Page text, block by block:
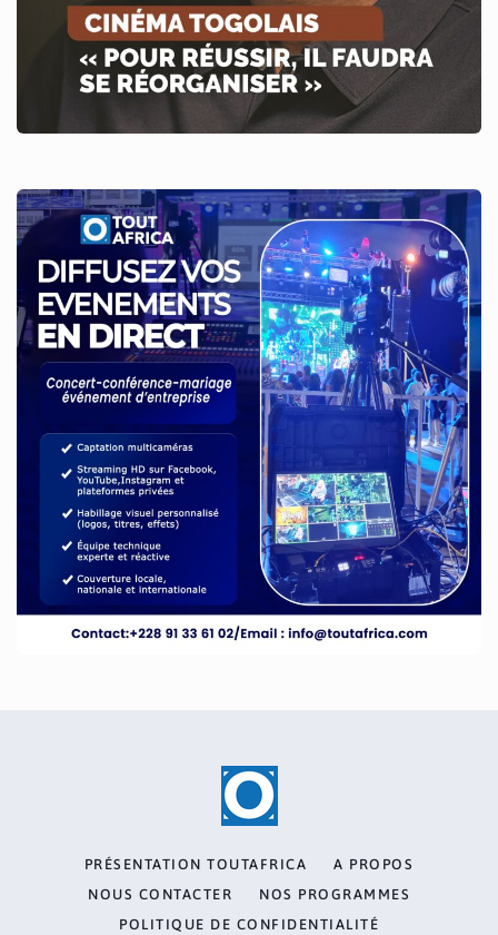
PRÉSENTATION TOUTAFRICA
A PROPOS
NOUS CONTACTER
NOS PROGRAMMES
POLITIQUE DE CONFIDENTIALITÉ